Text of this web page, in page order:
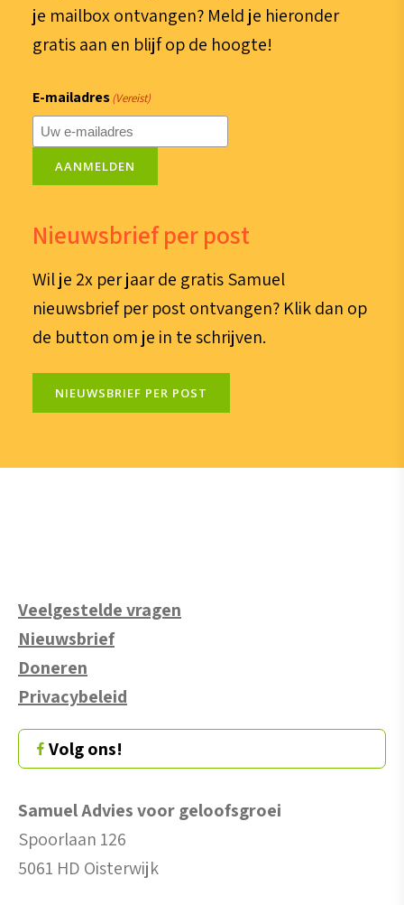
je mailbox ontvangen? Meld je hieronder
gratis aan en blijf op de hoogte!
E-mailadres(Vereist)
AANMELDEN
Nieuwsbrief per post
Wil je 2x per jaar de gratis Samuel
nieuwsbrief per post ontvangen? Klik dan op
de button om je in te schrijven.
NIEUWSBRIEF PER POST
Veelgestelde vragen
Nieuwsbrief
Doneren
Privacybeleid
Volg ons!
Samuel Advies voor geloofsgroei
Spoorlaan 126
5061 HD Oisterwijk